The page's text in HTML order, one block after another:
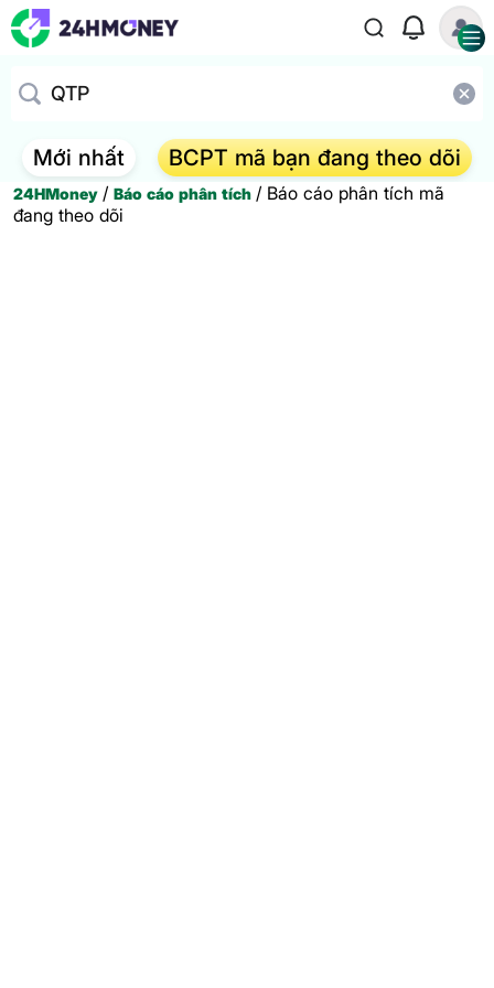
Mới nhất BCPT mã bạn đang theo dõi
24HMoney / Báo cáo phân tích / Báo cáo phân tích mã
đang theo dõi